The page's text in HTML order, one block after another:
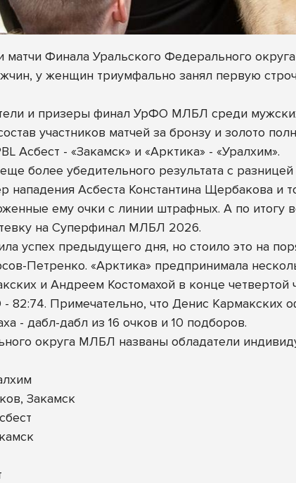
матчи Финала Уральского Федерального
у женщин триумфально занял первую
и призеры финал УрФО МЛБЛ среди
участников матчей за бронзу и золото
Асбест - «Закамск» и «Арктика» - «Уралхим».
более убедительного результата с
нападения Асбеста Константина Щербакова и
ему очки с линии штрафных. А по итогу
на Суперфинал МЛБЛ 2026.
успех предыдущего дня, но стоило это на
Петренко. «Арктика» предпринимала
и Андреем Костомахой в конце четвертой
82:74. Примечательно, что Денис Кармакских
- дабл-дабл из 16 очков и 10 подборов.
округа МЛБЛ названы обладатели
Закамск